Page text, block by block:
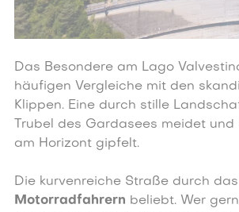
Das Besondere am Lago
häufigen Vergleiche mit den
Klippen. Eine durch stille
Trubel des Gardasees meidet
am Horizont gipfelt.
Die kurvenreiche Straße durch
Motorradfahrern beliebt. Wer